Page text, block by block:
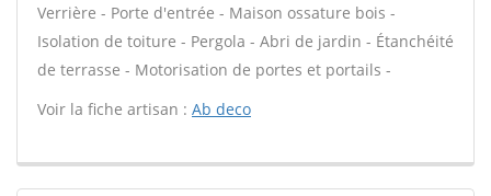
Verrière - Porte d'entrée - Maison ossature bois -
Isolation de toiture - Pergola - Abri de jardin - Étanchéité
de terrasse - Motorisation de portes et portails -
Voir la fiche artisan : Ab deco